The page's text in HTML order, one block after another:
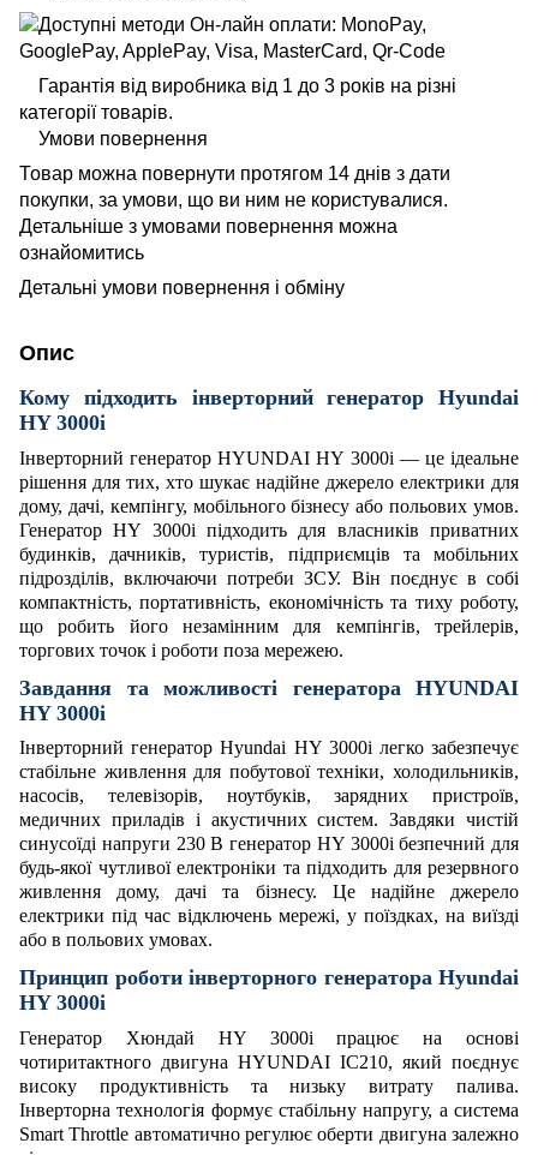
Гарантія від виробника від 1 до 3 років на різні
категорії товарів.
Умови повернення
Товар можна повернути протягом 14 днів з дати
покупки, за умови, що ви ним не користувалися.
Детальніше з умовами повернення можна
ознайомитись
Детальні умови повернення і обміну
Опис
Кому підходить інверторний генератор Hyundai
HY 3000i
Інверторний генератор HYUNDAI HY 3000i — це ідеальне
рішення для тих, хто шукає надійне джерело електрики для
дому, дачі, кемпінгу, мобільного бізнесу або польових умов.
Генератор HY 3000i підходить для власників приватних
будинків, дачників, туристів, підприємців та мобільних
підрозділів, включаючи потреби ЗСУ. Він поєднує в собі
компактність, портативність, економічність та тиху роботу,
що робить його незамінним для кемпінгів, трейлерів,
торгових точок і роботи поза мережею.
Завдання та можливості генератора HYUNDAI
HY 3000i
Інверторний генератор Hyundai HY 3000i легко забезпечує
стабільне живлення для побутової техніки, холодильників,
насосів, телевізорів, ноутбуків, зарядних пристроїв,
медичних приладів і акустичних систем. Завдяки чистій
синусоїді напруги 230 В генератор HY 3000i безпечний для
будь-якої чутливої електроніки та підходить для резервного
живлення дому, дачі та бізнесу. Це надійне джерело
електрики під час відключень мережі, у поїздках, на виїзді
або в польових умовах.
Принцип роботи інверторного генератора Hyundai
HY 3000i
Генератор Хюндай HY 3000i працює на основі
чотиритактного двигуна HYUNDAI IC210, який поєднує
високу продуктивність та низьку витрату палива.
Інверторна технологія формує стабільну напругу, а система
Smart Throttle автоматично регулює оберти двигуна залежно